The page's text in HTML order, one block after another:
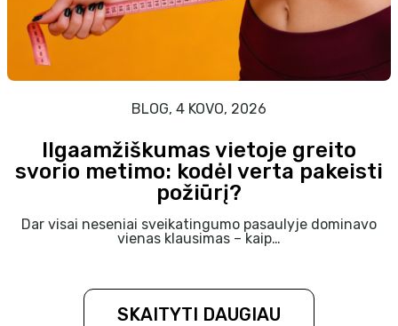
BLOG, 4 KOVO, 2026
Ilgaamžiškumas vietoje greito
svorio metimo: kodėl verta pakeisti
požiūrį?
Dar visai neseniai sveikatingumo pasaulyje dominavo
vienas klausimas – kaip…
SKAITYTI DAUGIAU